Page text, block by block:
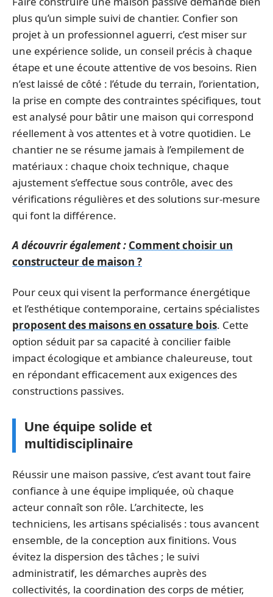
plus qu’un simple suivi de chantier. Confier son
projet à un professionnel aguerri, c’est miser sur
une expérience solide, un conseil précis à chaque
étape et une écoute attentive de vos besoins. Rien
n’est laissé de côté : l’étude du terrain, l’orientation,
la prise en compte des contraintes spécifiques, tout
est analysé pour bâtir une maison qui correspond
réellement à vos attentes et à votre quotidien. Le
chantier ne se résume jamais à l’empilement de
matériaux : chaque choix technique, chaque
ajustement s’effectue sous contrôle, avec des
vérifications régulières et des solutions sur-mesure
qui font la différence.
A découvrir également : Comment choisir un
constructeur de maison ?
Pour ceux qui visent la performance énergétique
et l’esthétique contemporaine, certains spécialistes
proposent des maisons en ossature bois. Cette
option séduit par sa capacité à concilier faible
impact écologique et ambiance chaleureuse, tout
en répondant efficacement aux exigences des
constructions passives.
Une équipe solide et
multidisciplinaire
Réussir une maison passive, c’est avant tout faire
confiance à une équipe impliquée, où chaque
acteur connaît son rôle. L’architecte, les
techniciens, les artisans spécialisés : tous avancent
ensemble, de la conception aux finitions. Vous
évitez la dispersion des tâches ; le suivi
administratif, les démarches auprès des
collectivités, la coordination des corps de métier,